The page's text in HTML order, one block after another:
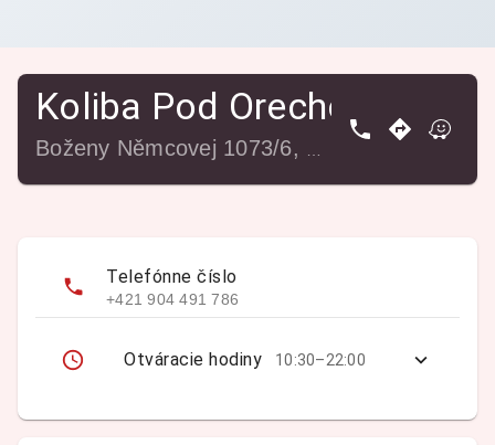
Koliba Pod Orechom
Telefónne číslo
+421 904 491 786
Otváracie hodiny 10:30–22:00